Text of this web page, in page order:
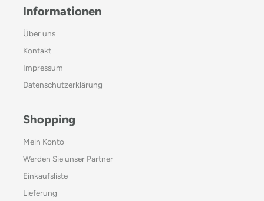
Informationen
Über uns
Kontakt
Impressum
Datenschutzerklärung
Shopping
Mein Konto
Werden Sie unser Partner
Einkaufsliste
Lieferung